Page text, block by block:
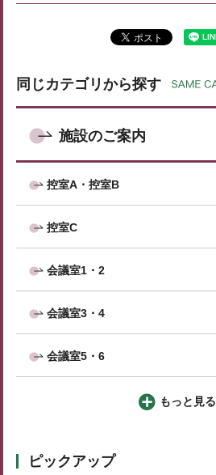
同じカテゴリから探す
施設のご案内
控室A・控室B
控室C
会議室1・2
会議室3・4
会議室5・6
もっと見る
ピックアップ